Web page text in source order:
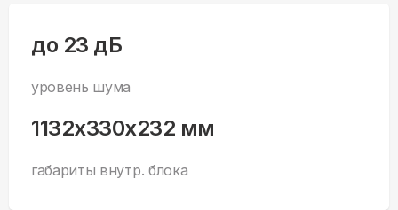
до 23 дБ
уровень шума
1132x330x232 мм
габариты внутр. блока